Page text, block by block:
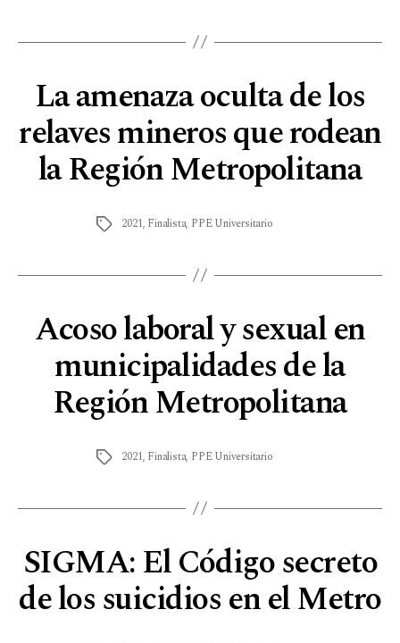
La amenaza oculta de los
relaves mineros que rodean
la Región Metropolitana
2021, Finalista, PPE Universitario
Acoso laboral y sexual en
municipalidades de la
Región Metropolitana
2021, Finalista, PPE Universitario
SIGMA: El Código secreto
de los suicidios en el Metro